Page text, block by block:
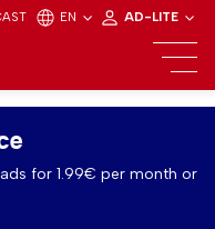
EN AD-LITE
for 1.99€ per month or